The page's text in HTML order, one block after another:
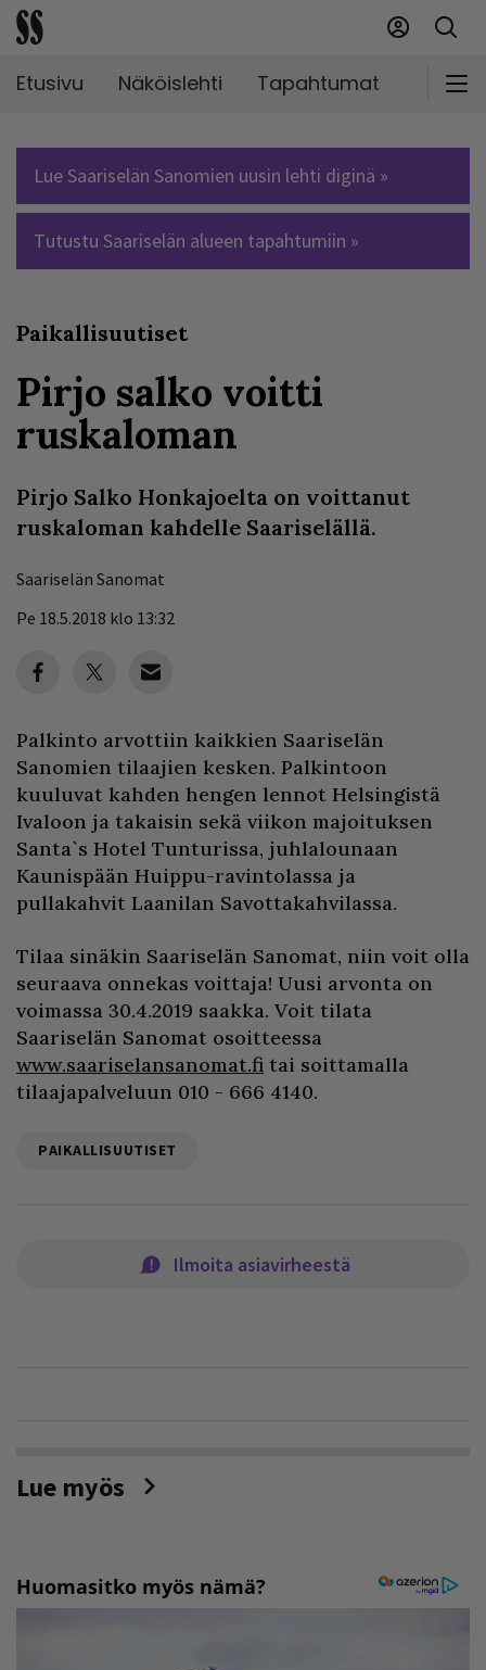
Etusivu Näköislehti Tapahtumat
Lue Saariselän Sanomien uusin lehti diginä »
Tutustu Saariselän alueen tapahtumiin »
Paikallisuutiset
Pirjo salko voitti
ruskaloman
Pirjo Salko Honkajoelta on voittanut
ruskaloman kahdelle Saariselällä.
Saariselän Sanomat
Pe 18.5.2018 klo 13:32
Palkinto arvottiin kaikkien Saariselän
Sanomien tilaajien kesken. Palkintoon
kuuluvat kahden hengen lennot Helsingistä
Ivaloon ja takaisin sekä viikon majoituksen
Santa`s Hotel Tunturissa, juhlalounaan
Kaunispään Huippu-ravintolassa ja
pullakahvit Laanilan Savottakahvilassa.
Tilaa sinäkin Saariselän Sanomat, niin voit olla
seuraava onnekas voittaja! Uusi arvonta on
voimassa 30.4.2019 saakka. Voit tilata
Saariselän Sanomat osoitteessa
www.saariselansanomat.fi tai soittamalla
tilaajapalveluun 010 - 666 4140.
PAIKALLISUUTISET
Ilmoita asiavirheestä
Lue myös